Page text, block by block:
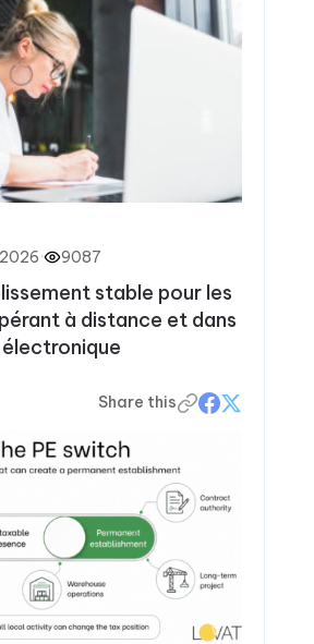
· 9087
stable pour les
à distance et dans
Share this